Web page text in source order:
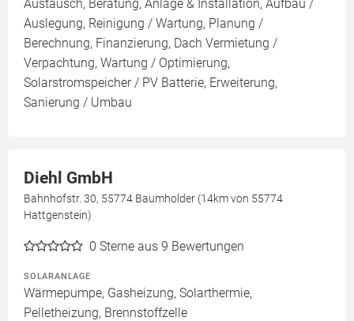
Austausch, Beratung, Anlage & Installation, Aufbau /
Auslegung, Reinigung / Wartung, Planung /
Berechnung, Finanzierung, Dach Vermietung /
Verpachtung, Wartung / Optimierung,
Solarstromspeicher / PV Batterie, Erweiterung,
Sanierung / Umbau
Diehl GmbH
Bahnhofstr. 30, 55774 Baumholder (14km von 55774
Hattgenstein)
0 Sterne aus 9 Bewertungen
SOLARANLAGE
Wärmepumpe, Gasheizung, Solarthermie,
Pelletheizung, Brennstoffzelle